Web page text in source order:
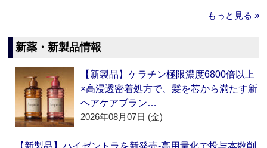
もっと見る »
新薬・新製品情報
【新製品】ケラチン極限濃度6800倍以上
×高浸透密着処方で、髪を芯から満たす新
ヘアケアブラン…
2026年08月07日 (金)